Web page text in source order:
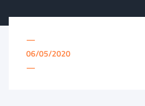
—
06/05/2020
—